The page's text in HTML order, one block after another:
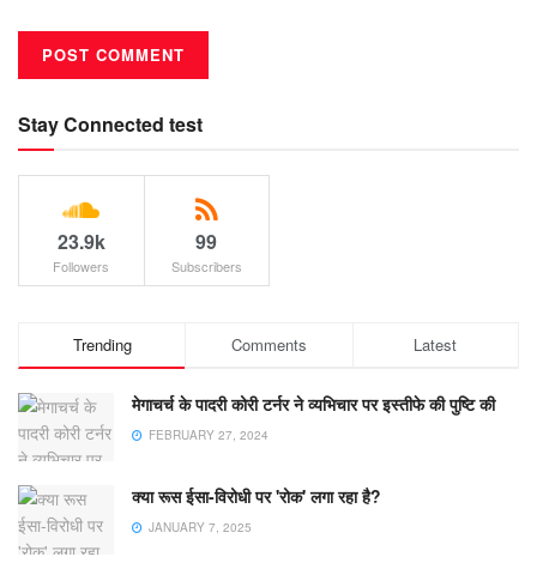
Stay Connected test
23.9k
Followers
99
Subscribers
Trending Comments Latest
मेगाचर्च के पादरी कोरी टर्नर ने व्यभिचार पर इस्तीफे की पुष्टि की
FEBRUARY 27, 2024
क्या रूस ईसा-विरोधी पर 'रोक' लगा रहा है?
JANUARY 7, 2025